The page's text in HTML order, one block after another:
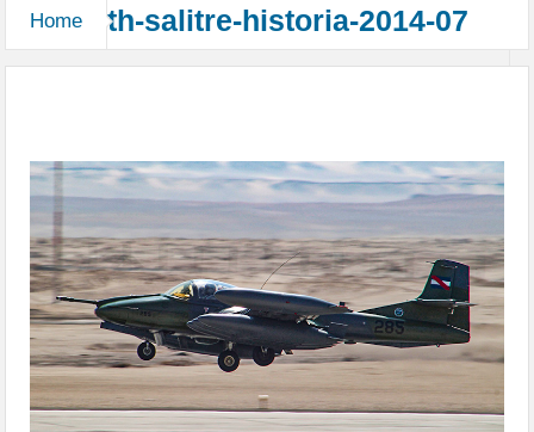
Home th-salitre-historia-2014-07